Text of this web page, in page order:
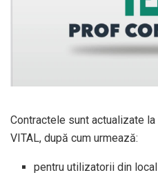
Contractele sunt actualizate
VITAL, după cum urmează:
pentru utilizatorii din